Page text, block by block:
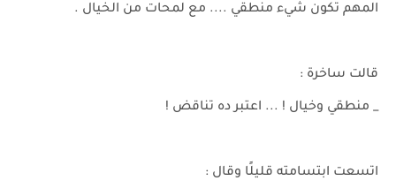
المهم تكون شيء منطقي .... مع لمحات من الخيال .
قالت ساخرة :
_ منطقي وخيال ! ... اعتبر ده تناقض !
اتسعت ابتسامته قليلًا وقال :